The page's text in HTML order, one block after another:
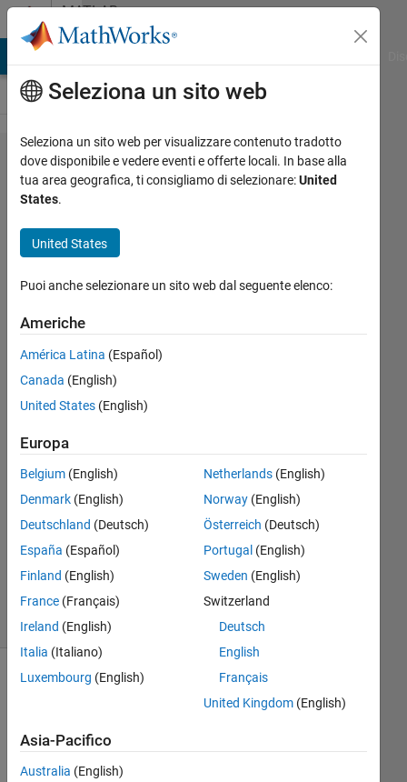
Vai al contenutoMATLAB
Answers
Function
fitting using
neutral
Emmanuel
22 Feb
2021
1
accettata
Aggiornato
25 Feb
2021
3
Visualizzazioni
(30 giorni)
Seleziona un sito web
Seleziona un sito web per visualizzare contenuto tradotto
dove disponibile e vedere eventi e offerte locali. In base alla
tua area geografica, ti consigliamo di selezionare:United
States.
United States
Puoi anche selezionare un sito web dal seguente elenco:
Americhe
América Latina (Español)
Canada (English)
United States (English)
Europa
Belgium (English)
Denmark (English)
Deutschland (Deutsch)
España (Español)
Finland (English)
France (Français)
Ireland (English)
Italia (Italiano)
Luxembourg (English)
Netherlands(English)
Norway(English)
Österreich (Deutsch)
Portugal (English)
Sweden (English)
Switzerland
Deutsch
English
Français
United Kingdom(English)
Asia-Pacifico
Australia (English)